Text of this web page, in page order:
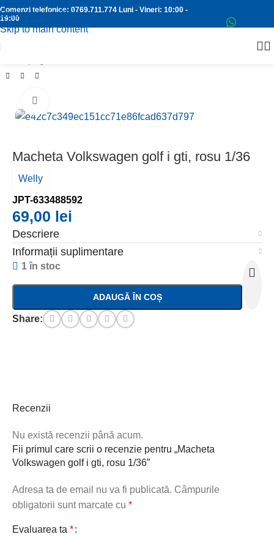
Skip to navigation
Skip to main content
Comenzi telefonice: 0769.711.774 Luni - Vineri: 10:00 -
19:00
Macheta Volkswagen golf i gti, rosu 1/36
Welly
JPT-633488592
69,00 lei
Descriere
Informații suplimentare
1 în stoc
ADAUGĂ ÎN COȘ
Share:
Recenzii
Nu există recenzii până acum.
Fii primul care scrii o recenzie pentru „Macheta
Volkswagen golf i gti, rosu 1/36”
Adresa ta de email nu va fi publicată. Câmpurile
obligatorii sunt marcate cu *
Evaluarea ta *